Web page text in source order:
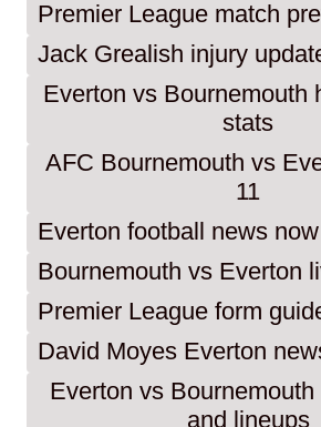
Premier League match
Jack Grealish injury
Everton vs Bournemouth
stats
AFC Bournemouth vs
11
Everton football news now
Bournemouth vs Everton
Premier League form
David Moyes Everton
Everton vs
and lineups